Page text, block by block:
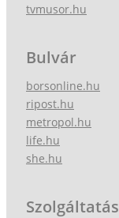
tvmusor.hu
Bulvár
borsonline.hu
ripost.hu
metropol.hu
life.hu
she.hu
Szolgáltatás